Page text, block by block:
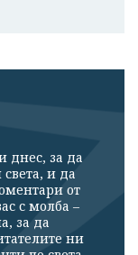
днес, за да
и да
от
с молба –
за да
ни